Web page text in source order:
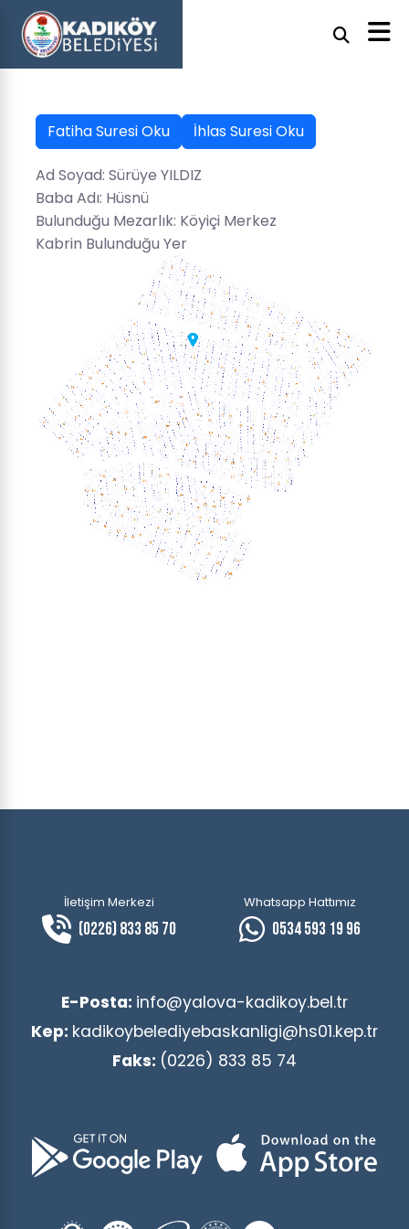
Fatiha Suresi Oku İhlas Suresi Oku
Ad Soyad: Sürüye YILDIZ
Baba Adı: Hüsnü
Bulunduğu Mezarlık: Köyiçi Merkez
Kabrin Bulunduğu Yer
İletişim Merkezi
(0226) 833 85 70
Whatsapp Hattımız
0534 593 19 96
E-Posta: info@yalova-kadikoy.bel.tr
Kep: kadikoybelediyebaskanligi@hs01.kep.tr
Faks: (0226) 833 85 74